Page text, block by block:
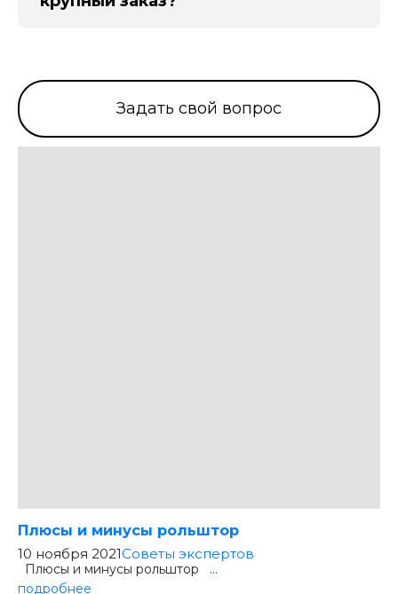
Задать свой вопрос
Плюсы и минусы рольштор
10 ноября 2021Советы экспертов
Плюсы и минусы рольштор ...
подробнее